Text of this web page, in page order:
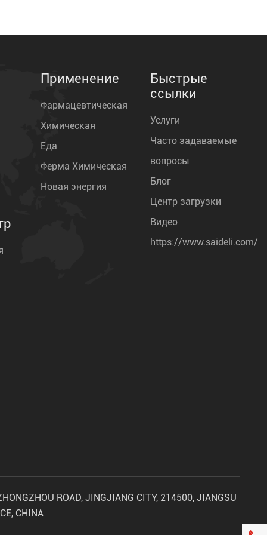
Применение
Фармацевтическая
Химическая
Еда
Ферма Химическая
Новая энергия
Быстрые
ссылки
Услуги
Часто задаваемые
вопросы
Блог
Центр загрузки
Видео
https://www.saideli.com/
ROAD, JINGJIANG CITY, 214500, JIANGSU
CHINA